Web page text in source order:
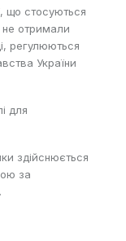
що стосуються
не отримали
регулюються
України
для
здійснюється
за